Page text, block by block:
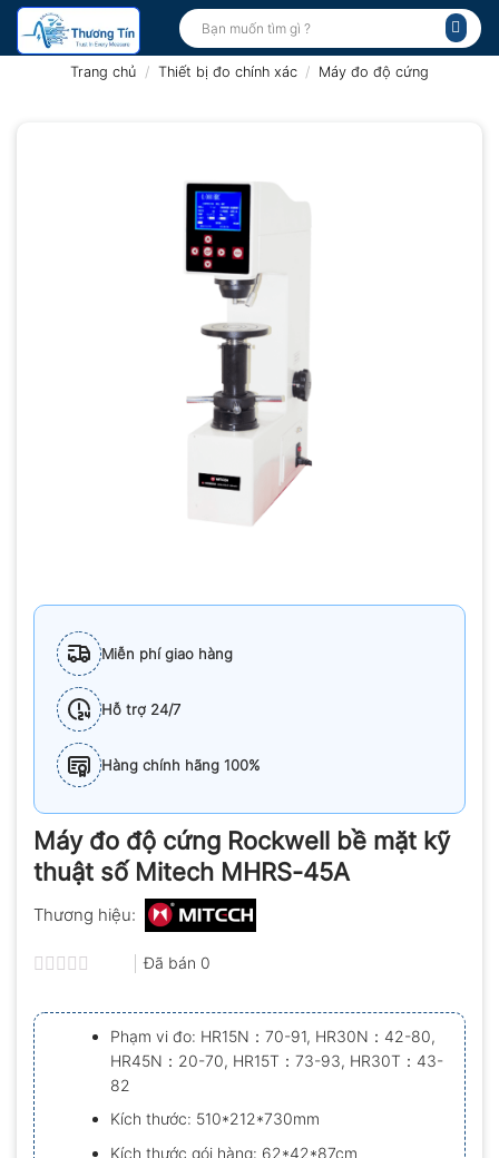
Bỏ
qua
Tìm
kiếm:
Trang chủ / Thiết bị đo chính xác / Máy đo độ cứng
Miễn phí giao hàng
Hỗ trợ 24/7
Hàng chính hãng 100%
Máy đo độ cứng Rockwell bề mặt kỹ
thuật số Mitech MHRS-45A
Thương hiệu:
xếp
hạng
0.0
5
sao
Đã bán 0
Phạm vi đo: HR15N：70-91, HR30N：42-80,
HR45N：20-70, HR15T：73-93, HR30T：43-
82
Kích thước: 510*212*730mm
Kích thước gói hàng: 62*42*87cm